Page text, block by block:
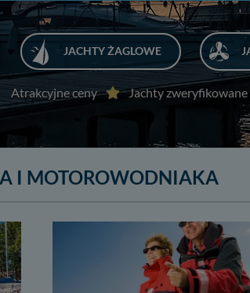
JACHTY ŻAGLOWE
Atrakcyjne ceny Jachty
I MOTOROWODNIAKA